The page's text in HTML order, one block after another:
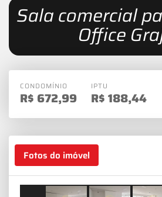
Sala comercial
Office
CONDOMÍNIO
R$ 672,99
IPTU
R$188,44
Fotos do imóvel